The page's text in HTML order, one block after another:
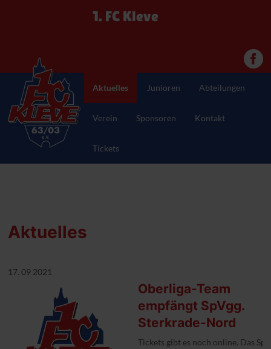
1. FC Kleve
Aktuelles Junioren Abteilungen
Verein Sponsoren Kontakt
Tickets
Aktuelles
17. 09 2021
Oberliga-Team
empfängt SpVgg.
Sterkrade-Nord
Tickets gibt es noch online. Das